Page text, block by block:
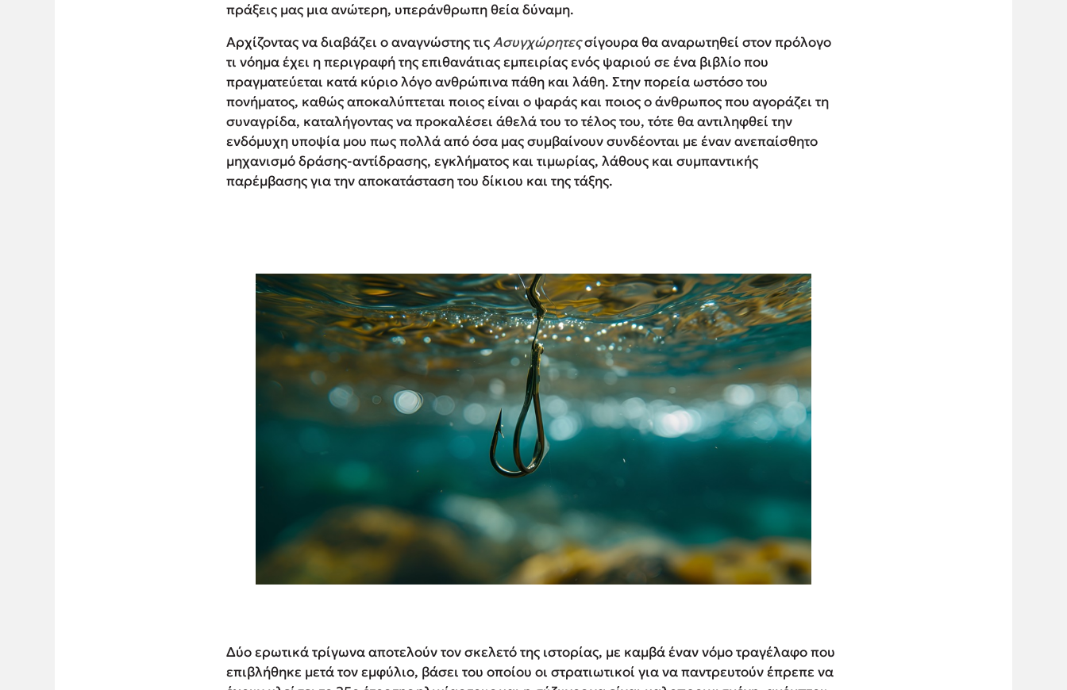
πράξεις μας μια ανώτερη, υπεράνθρωπη θεία δύναμη.
Αρχίζοντας να διαβάζει ο αναγνώστης τιςΑσυγχώρητεςσίγουρα θα αναρωτηθεί στον πρόλογο
τι νόημα έχει η περιγραφή της επιθανάτιας εμπειρίας ενός ψαριού σε ένα βιβλίο που
πραγματεύεται κατά κύριο λόγο ανθρώπινα πάθη και λάθη. Στην πορεία ωστόσο του
πονήματος, καθώς αποκαλύπτεται ποιος είναι ο ψαράς και ποιος ο άνθρωπος που αγοράζει τη
συναγρίδα, καταλήγοντας να προκαλέσει άθελά του το τέλος του, τότε θα αντιληφθεί την
ενδόμυχη υποψία μου πως πολλά από όσα μας συμβαίνουν συνδέονται με έναν ανεπαίσθητο
μηχανισμό δράσης-αντίδρασης, εγκλήματος και τιμωρίας, λάθους και συμπαντικής
παρέμβασης για την αποκατάσταση του δίκιου και της τάξης.
Δύο ερωτικά τρίγωνα αποτελούν τον σκελετό της ιστορίας, με καμβά έναν νόμο τραγέλαφο που
επιβλήθηκε μετά τον εμφύλιο, βάσει του οποίου οι στρατιωτικοί για να παντρευτούν έπρεπε να